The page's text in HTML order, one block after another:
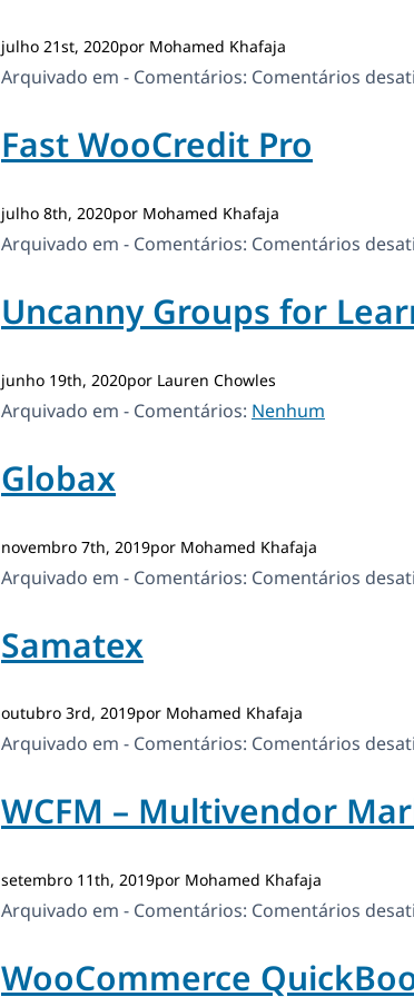
julho 21st, 2020por Mohamed Khafaja
Arquivado em - Comentários: Comentários
Fast WooCredit Pro
julho 8th, 2020por Mohamed Khafaja
Arquivado em - Comentários: Comentários
Uncanny Groups for
junho 19th, 2020por Lauren Chowles
Arquivado em - Comentários: Nenhum
Globax
novembro 7th, 2019por Mohamed Khafaja
Arquivado em - Comentários: Comentários
Samatex
outubro 3rd, 2019por Mohamed Khafaja
Arquivado em - Comentários: Comentários
WCFM – Multivendor
setembro 11th, 2019por Mohamed Khafaja
Arquivado em - Comentários: Comentários
WooCommerce